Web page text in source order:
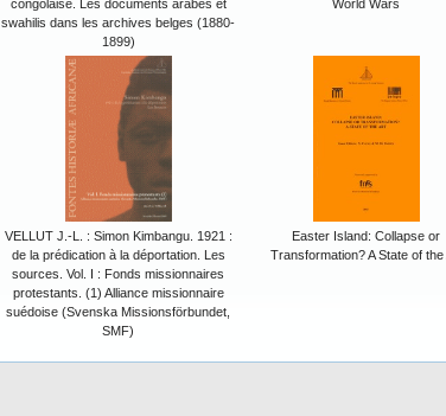
congolaise. Les documents arabes et
swahilis dans les archives belges (1880-
1899)
World Wars
VELLUT J.-L. : Simon Kimbangu. 1921 :
de la prédication à la déportation. Les
sources. Vol. I : Fonds missionnaires
protestants. (1) Alliance missionnaire
suédoise (Svenska Missionsförbundet,
SMF)
Easter Island: Collapse or
Transformation? A State of the